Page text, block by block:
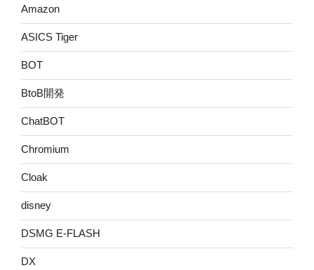
Amazon
ASICS Tiger
BOT
BtoB開発
ChatBOT
Chromium
Cloak
disney
DSMG E-FLASH
DX